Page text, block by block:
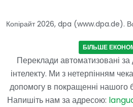
Копірайт 2026, dpa (www.dpa.de).
БІЛЬШЕ
Переклади автоматизовані
інтелекту. Ми з нетерпінням
допомогу в покращенні нашого
Напишіть нам за адресою: